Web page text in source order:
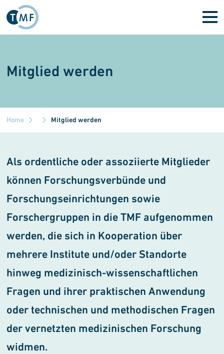
Skip to main content
Mitglied werden
Home Mitglied werden
Als ordentliche oder assoziierte Mitglieder
können Forschungsver­bünde und
Forschungseinrich­tungen sowie
Forschergruppen in die TMF aufgenommen
werden, die sich in Kooperation über
mehrere Institute und/oder Standorte
hinweg medizinisch-wissenschaftlichen
Fragen und ihrer praktischen Anwendung
oder technischen und methodischen Fragen
der ver­netzten medizinischen Forschung
widmen.